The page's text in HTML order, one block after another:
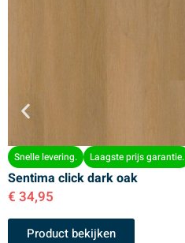
Snelle levering. Laagste prijs garantie.
Sentima click dark oak
€ 34,95
Product bekijken